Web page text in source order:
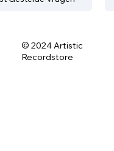
© 2024 Artistic
Recordstore